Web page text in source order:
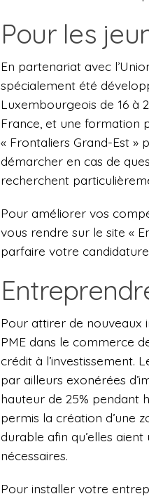
Pour les
En partenariat avec
spécialement été
Luxembourgeois de 16 à
France, et une formation
« Frontaliers Grand-Est »
démarcher en cas de
recherchent
Pour améliorer vos
vous rendre sur le site «
parfaire votre
Pour attirer de nouveaux
PME dans le commerce
crédit à l’investissement.
par ailleurs exonérées
hauteur de 25% pendant
permis la création d’une
durable afin qu’elles
nécessaires.
Pour installer votre